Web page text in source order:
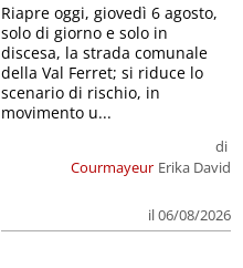
Courmayeur
di
Erika David
il 06/08/2026
Riapre oggi, giovedì 6 agosto,
solo di giorno e solo in
discesa, la strada comunale
della Val Ferret; si riduce lo
scenario di rischio, in
movimento u...